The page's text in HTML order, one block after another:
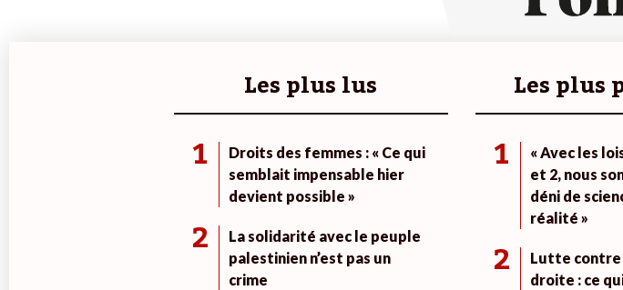
Les plus lus
1
Droits des femmes : « Ce qui
semblait impensable hier
devient possible »
2
La solidarité avec le peuple
palestinien n’est pas un
crime
Les plus
1
« Avec les
et 2, nous
déni de
réalité »
2
Lutte contre
droite : ce